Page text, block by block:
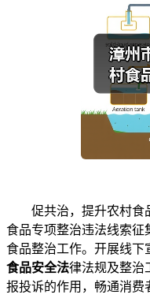
促共治，提升农村食
食品专项整治违法线索征
食品整治工作。开展线下
食品安全法律法规及整治
报投诉的作用，畅通消费